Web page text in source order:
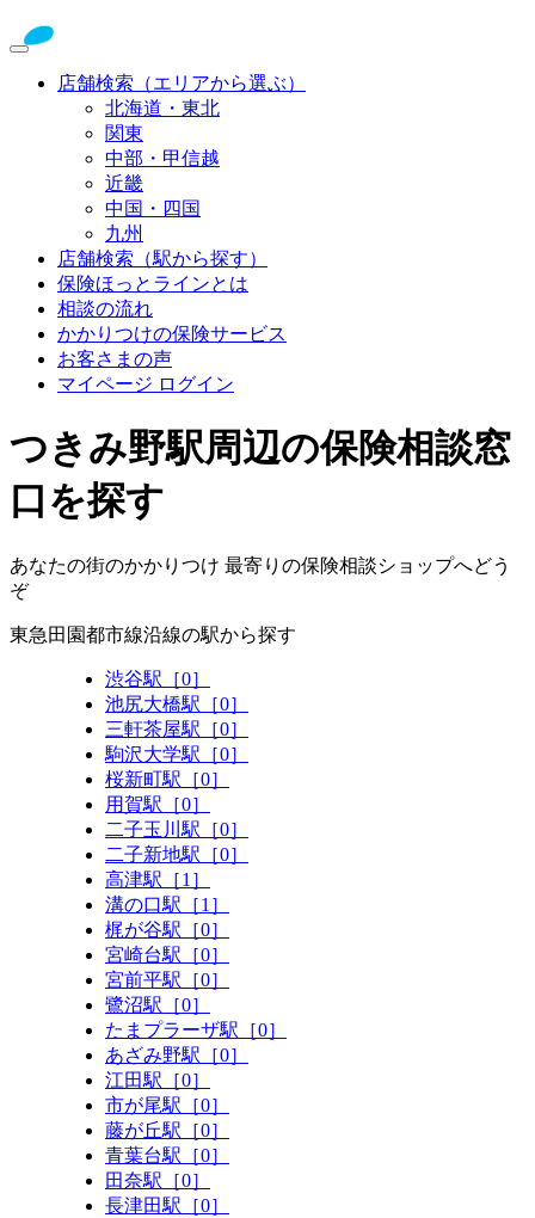
店舗検索（エリアから選ぶ）
北海道・東北
関東
中部・甲信越
近畿
中国・四国
九州
店舗検索（駅から探す）
保険ほっとラインとは
相談の流れ
かかりつけの保険サービス
お客さまの声
マイページ ログイン
つきみ野駅周辺の保険相談窓
口を探す
あなたの街のかかりつけ 最寄りの保険相談ショップへどう
ぞ
東急田園都市線沿線の駅から探す
渋谷駅［0］
池尻大橋駅［0］
三軒茶屋駅［0］
駒沢大学駅［0］
桜新町駅［0］
用賀駅［0］
二子玉川駅［0］
二子新地駅［0］
高津駅［1］
溝の口駅［1］
梶が谷駅［0］
宮崎台駅［0］
宮前平駅［0］
鷺沼駅［0］
たまプラーザ駅［0］
あざみ野駅［0］
江田駅［0］
市が尾駅［0］
藤が丘駅［0］
青葉台駅［0］
田奈駅［0］
長津田駅［0］